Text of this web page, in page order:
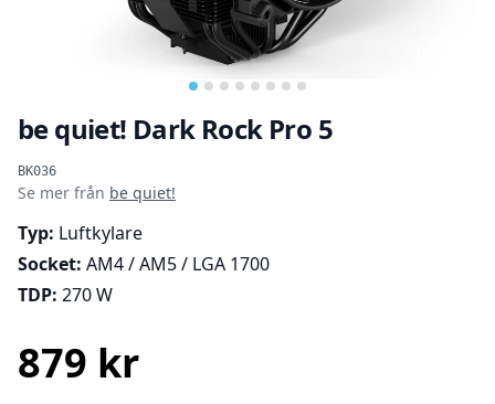
be quiet! Dark Rock Pro 5
BK036
Produktinformation
Se mer från be quiet!
Typ: Luftkylare
Socket: AM4 / AM5 / LGA 1700
TDP: 270 W
879 kr